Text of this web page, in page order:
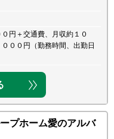
円＋交通費、月収約１０
００円（勤務時間、出勤日
プホーム愛のアルバ